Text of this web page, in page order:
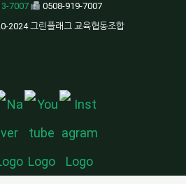
7007
0508-919-7007
2024 그린플래그 교육협동조합